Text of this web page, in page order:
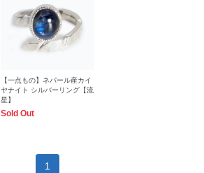
【一点もの】ネパール産カイ
ヤナイト シルバーリング【流
星】
Sold Out
1